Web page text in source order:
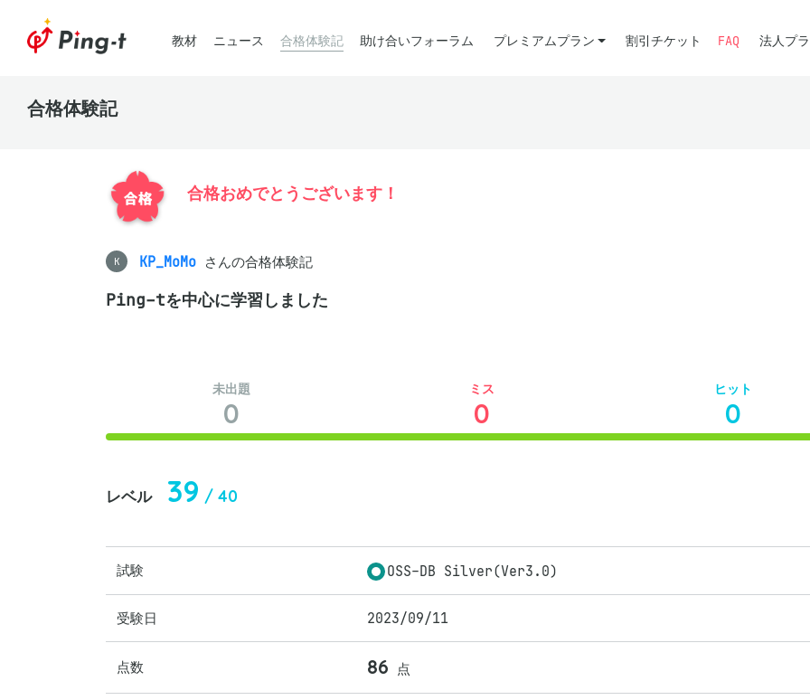
教材 ニュース 合格体験記 助け合いフォーラム プレミアムプラン 割引チケット FAQ 法人プ
合格体験記
合格おめでとうございます！
K KP_MoMo さんの合格体験記
Ping-tを中心に学習しました
未出題
0
ミス
0
ヒット
0
レベル 39 / 40
試験 OSS-DB Silver(Ver3.0)
受験日 2023/09/11
点数 86 点